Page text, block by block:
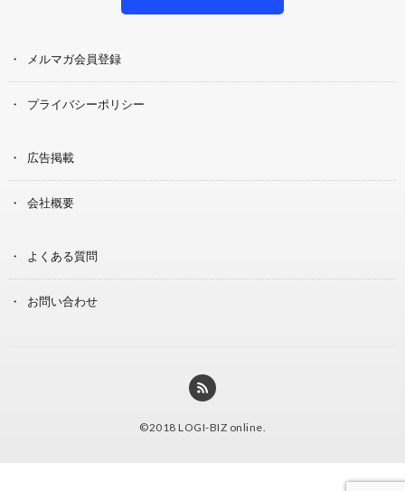
メルマガ会員登録
プライバシーポリシー
広告掲載
会社概要
よくある質問
お問い合わせ
©2018 LOGI-BIZ online